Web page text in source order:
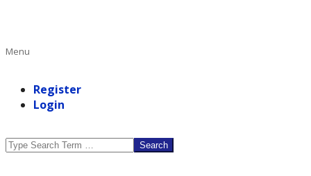
Primary
Menu
Register
Login
Search